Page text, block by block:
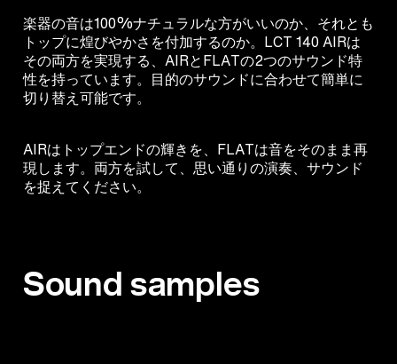
楽器の音は100%ナチュラルな方がいいのか、それとも
トップに煌びやかさを付加するのか。LCT 140 AIRは
その両方を実現する、AIRとFLATの2つのサウンド特
性を持っています。目的のサウンドに合わせて簡単に
切り替え可能です。
AIRはトップエンドの輝きを、FLATは音をそのまま再
現します。両方を試して、思い通りの演奏、サウンド
を捉えてください。
Sound samples